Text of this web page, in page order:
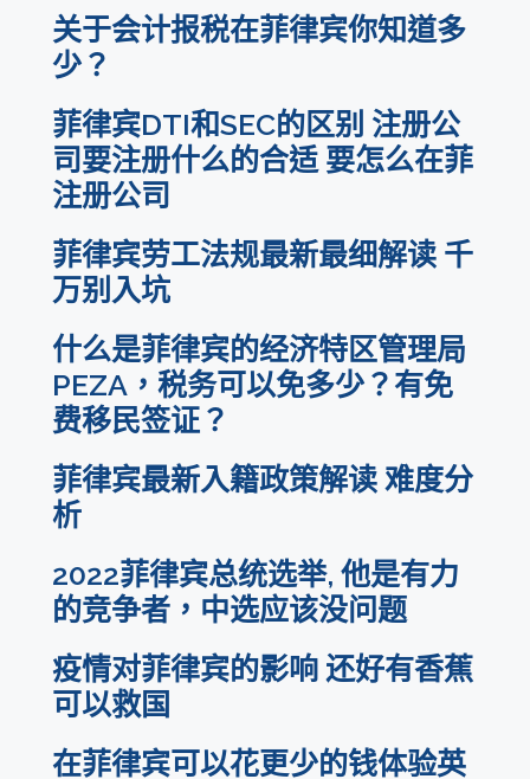
关于会计报税在菲律宾你知道多
少？
菲律宾DTI和SEC的区别 注册公
司要注册什么的合适 要怎么在菲
注册公司
菲律宾劳工法规最新最细解读 千
万别入坑
什么是菲律宾的经济特区管理局
PEZA，税务可以免多少？有免
费移民签证？
菲律宾最新入籍政策解读 难度分
析
2022菲律宾总统选举, 他是有力
的竞争者，中选应该没问题
疫情对菲律宾的影响 还好有香蕉
可以救国
在菲律宾可以花更少的钱体验英